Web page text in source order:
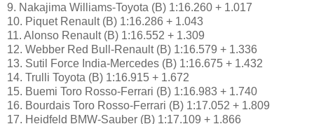
9. Nakajima Williams-Toyota (B) 1:16.260 + 1.017
10. Piquet Renault (B) 1:16.286 + 1.043
11. Alonso Renault (B) 1:16.552 + 1.309
12. Webber Red Bull-Renault (B) 1:16.579 + 1.336
13. Sutil Force India-Mercedes (B) 1:16.675 + 1.432
14. Trulli Toyota (B) 1:16.915 + 1.672
15. Buemi Toro Rosso-Ferrari (B) 1:16.983 + 1.740
16. Bourdais Toro Rosso-Ferrari (B) 1:17.052 + 1.809
17. Heidfeld BMW-Sauber (B) 1:17.109 + 1.866